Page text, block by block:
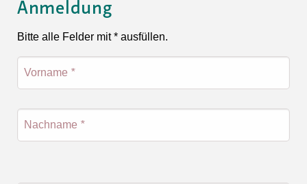
Anmeldung
Bitte alle Felder mit * ausfüllen.
Vorname *
Nachname *